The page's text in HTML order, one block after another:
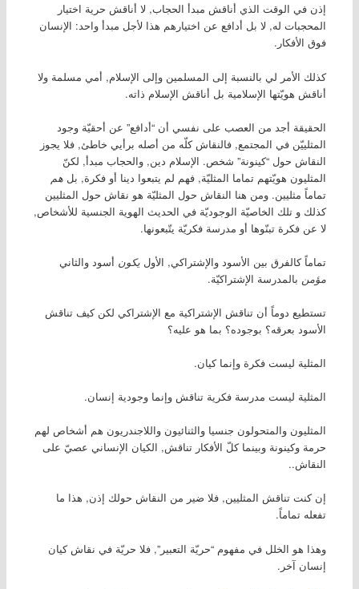
إذن في الوقت الذي أناقش مبدأ الحجاب, لا أناقش حرية اختيار
المحجبات له, لا بل أدافع عن اختيارهم هذا لأجل مبدأ واحد: الإنسان
فوق الأفكار.
كذلك الأمر لي بالنسبة إلى المسلمين وإلى الإسلام, أمي مسلمة ولا
أناقش هويّتها الإسلامية بل أناقش الإسلام ذاته.
الحقيقة أجد من العصب على نفسي أن “أدافع” عن أحقيّة وجود
المثلييّن في المجتمع, فالنقاش كلّه من أصله برأيي خاطئ, فلا يجوز
النقاش حول “كينونة” شخص. الإسلام دين, والحجاب مبدأ, لكنّ
المثليون هويّتهم تماما المثليّة, فهم لم يتبعوا دينا أو فكرة, بل هم
تماماً مثليين. ومن هنا النقاش حول المثليّة هو نقاش حول المثليين
كذلك و تلك الخاصيّة الوجوديّة في الحديث الهوية الجنسية للأشخاص,
لا عن فكرة تبنّوها أو مدرسة فكريّة يتّبعونها.
تماماً كالفرق بين الأسود والإشتراكي, الأول يكون أسود والثاني
مؤمن بالمدرسة الإشتراكيّة.
تستطيع دوماً أن تناقش الإشتراكية مع الإشتراكي لكن كيف تناقش
الأسود بعرقه؟ بوجوده؟ بما هو عليه؟
المثلية ليست فكرة وإنما كيان.
المثلية ليست مدرسة فكرية تناقش وإنما وجودية إنسان.
المثليون والمتحولون جنسيا والثنائيون واللاجندريون هم أشخاص لهم
حرمة وكينونة وبينما كلّ الأفكار تناقش, الكيان الإنساني عصيّ على
النقاش..
إن كنت تناقش المثليين, فلا ضير من النقاش حولك إذن, هذا ما
تفعله تماماً.
وهذا هو الخلل في مفهوم “حريّة التعبير”, فلا حريّة في نقاش كيان
إنسان آخر.